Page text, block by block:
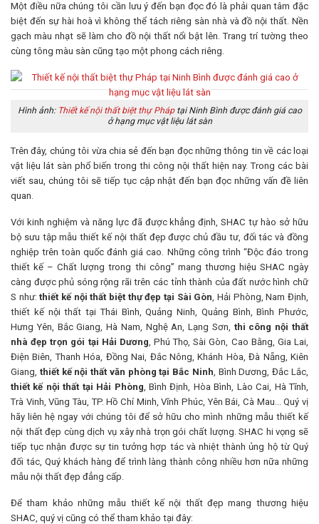
Một điều nữa chúng tôi cần lưu ý đến bạn đọc đó là phải quan tâm đặc
biệt đến sự hài hoà vì không thể tách riêng sàn nhà và đồ nội thất. Nền
gạch màu nhạt sẽ làm cho đồ nội thất nổi bật lên. Trang trí tường theo
cùng tông màu sàn cũng tạo một phong cách riêng.
Hình ảnh: Thiết kế nội thất biệt thự Pháptại Ninh Bình được đánh giá cao
ở hạng mục vật liệu lát sàn
Trên đây, chúng tôi vừa chia sẻ đến bạn đọc những thông tin về các loại
vật liệu lát sàn phổ biến trong thi công nội thất hiện nay. Trong các bài
viết sau, chúng tôi sẽ tiếp tục cập nhật đến bạn đọc những vấn đề liên
quan.
Với kinh nghiệm và năng lực đã được khẳng định, SHAC tự hào sở hữu
bộ sưu tập mẫu thiết kế nội thất đẹp được chủ đầu tư, đối tác và đồng
nghiệp trên toàn quốc đánh giá cao. Những công trình “Độc đáo trong
thiết kế – Chất lượng trong thi công” mang thương hiệu SHAC ngày
càng được phủ sóng rộng rãi trên các tỉnh thành của đất nước hình chữ
S như:thiết kế nội thất biệt thự đẹp tại Sài Gòn, Hải Phòng, Nam Định,
thiết kế nội thất tại Thái Bình, Quảng Ninh, Quảng Bình, Bình Phước,
Hưng Yên, Bắc Giang, Hà Nam, Nghệ An, Lạng Sơn, thi công nội thất
nhà đẹp trọn gói tại Hải Dương, Phú Thọ, Sài Gòn, Cao Bằng, Gia Lai,
Điện Biên, Thanh Hóa, Đồng Nai, Đắc Nông, Khánh Hòa, Đà Nẵng, Kiên
Giang, thiết kế nội thất văn phòng tại Bắc Ninh, Bình Dương, Đắc Lắc,
thiết kế nội thất tại Hải Phòng, Bình Định, Hòa Bình, Lào Cai, Hà Tĩnh,
Trà Vinh, Vũng Tàu, TP. Hồ Chí Minh, Vĩnh Phúc, Yên Bái, Cà Mau… Quý vị
hãy liên hệ ngay với chúng tôi để sở hữu cho mình những mẫu thiết kế
nội thất đẹp cùng dịch vụ xây nhà trọn gói chất lượng. SHAC hi vọng sẽ
tiếp tục nhận được sự tin tưởng hợp tác và nhiệt thành ủng hộ từ Quý
đối tác, Quý khách hàng để trình làng thành công nhiều hơn nữa những
mẫu nội thất đẹp đẳng cấp.
Để tham khảo những mẫu thiết kế nội thất đẹp mang thương hiệu
SHAC, quý vị cũng có thể tham khảo tại đây: